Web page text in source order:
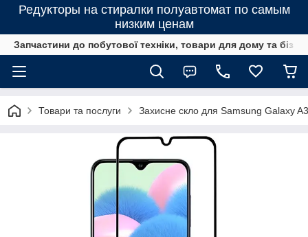
Редукторы на стиралки полуавтомат по самым
низким ценам
Запчастини до побутової техніки, товари для дому та
Товари та послуги Захисне скло для Samsung Galaxy